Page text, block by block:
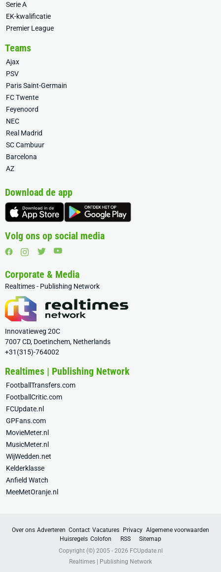
Serie A
EK-kwalificatie
Premier League
Teams
Ajax
PSV
Paris Saint-Germain
FC Twente
Feyenoord
NEC
Real Madrid
SC Cambuur
Barcelona
AZ
Download de app
Volg ons op social media
Corporate & Media
Realtimes - Publishing Network
Innovatieweg 20C
7007 CD, Doetinchem, Netherlands
+31(315)-764002
Realtimes | Publishing Network
FootballTransfers.com
FootballCritic.com
FCUpdate.nl
GPFans.com
MovieMeter.nl
MusicMeter.nl
WijWedden.net
Kelderklasse
Anfield Watch
MeeMetOranje.nl
Over ons Adverteren Contact Vacatures Privacy Algemene voorwaarden
Huisregels Colofon RSS
Sitemap
Copyright (©) 2005 - 2026 FCUpdate.nl
Realtimes | Publishing Network